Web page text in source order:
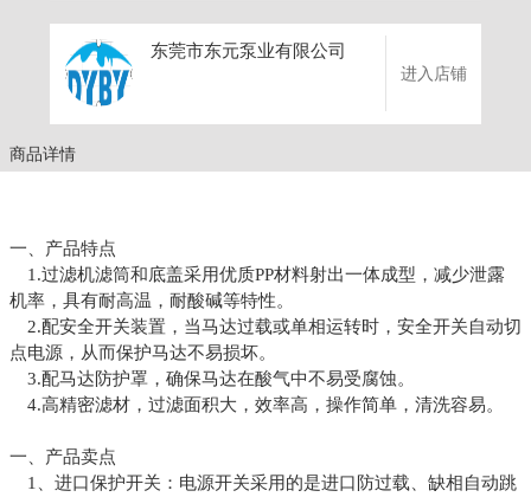
东莞市东元泵业有限公司
进入店铺
商品详情
一、 产品特点
1.过滤机滤筒和底盖采用优质PP材料射出一体成型， 减少泄露
机率，具有耐高温，耐酸碱等特性。
2.配安全开关装置，当马达过载或单相运转时，安全开关自动切
点电源，从而保护马达不易损坏。
3.配马达防护罩，确保马达在酸气中不易受腐蚀。
4.高精密滤材，过滤面积大，效率高，操作简单，清洗容易。
一、 产品卖点
1、 进口保护开关： 电源开关采用的是进口防过载、缺相自动跳